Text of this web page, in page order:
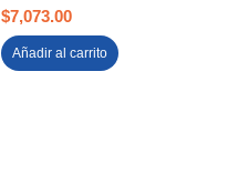
$7,073.00
Añadir al carrito